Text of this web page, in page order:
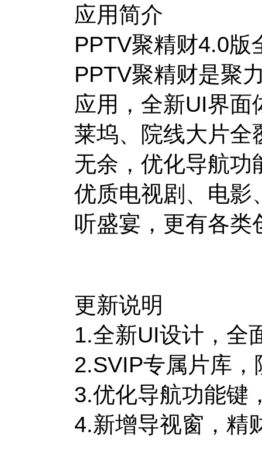
应用简介
PPTV聚精财4.0版
PPTV聚精财是聚
应用，全新UI界面
莱坞、院线大片全
无余，优化导航功
优质电视剧、电影
听盛宴，更有各类
更新说明
1.全新UI设计，全
2.SVIP专属片库
3.优化导航功能键
4.新增导视窗，精